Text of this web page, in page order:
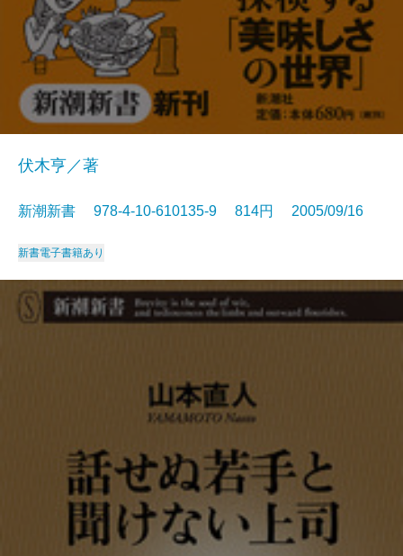
伏木亨／著
新潮新書 978-4-10-610135-9 814円 2005/09/16
新書電子書籍あり